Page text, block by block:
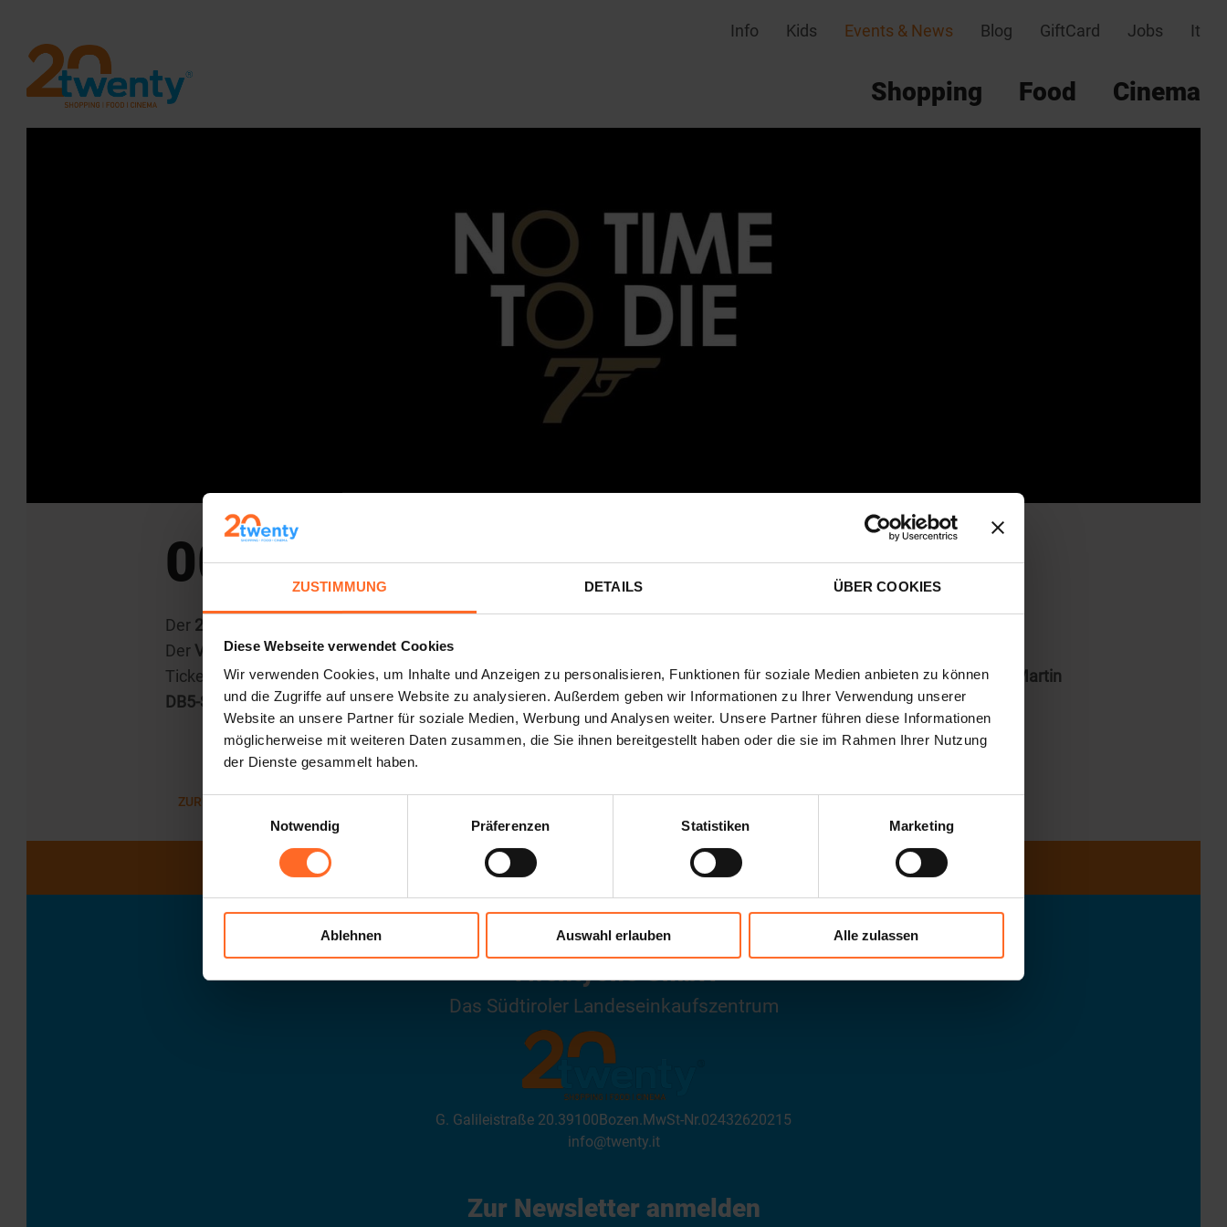
ZUSTIMMUNG DETAILS ÜBER COOKIES
Diese Webseite verwendet Cookies
Wir verwenden Cookies, um Inhalte und Anzeigen zu personalisieren, Funktionen für soziale Medien anbieten zu können
und die Zugriffe auf unsere Website zu analysieren. Außerdem geben wir Informationen zu Ihrer Verwendung unserer
Website an unsere Partner für soziale Medien, Werbung und Analysen weiter. Unsere Partner führen diese Informationen
möglicherweise mit weiteren Daten zusammen, die Sie ihnen bereitgestellt haben oder die sie im Rahmen Ihrer Nutzung
der Dienste gesammelt haben.
Notwendig
Präferenzen Statistiken Marketing
Ablehnen Auswahl erlauben Alle zulassen
Info Kids Events & News Blog GiftCard Jobs It
Shopping Food Cinema
007 NO TIME TO DIE
Der 25. Film der James-Bond-Saga
Der Vorverkaufin den UCI-Kinos hat schon begonnen: clicke
Ticket online kaufen undab dem 30. Septemberan der Kinokasse vorzeigen: Nurdie ersten 5.000 erhalten den Aston Martin
DB5-Schlüsselanhänger für Sammler!"
ZURÜCK ZUR LISTE
ÖFFNUNGSZEITEN
Twentyone GmbH
Das Südtiroler Landeseinkaufszentrum
G. Galileistraße 20.39100 Bozen. MwSt-Nr.02432620215
info@twenty.it
Zur Newsletter anmelden